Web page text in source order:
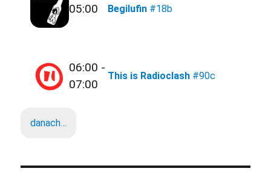
05:00 Begilufin #18b
06:00 -
07:00
This is Radioclash #90c
danach…